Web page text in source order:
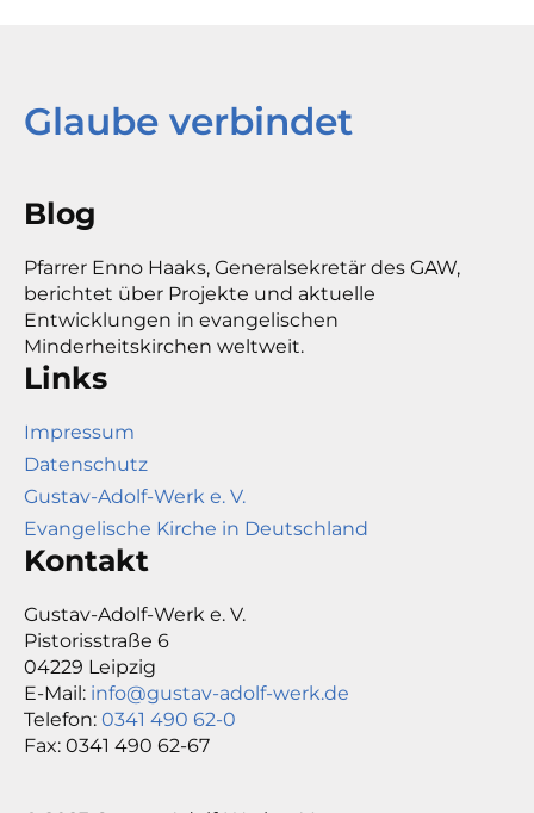
Glaube verbindet
Blog
Pfarrer Enno Haaks, Generalsekretär des GAW,
berichtet über Projekte und aktuelle
Entwicklungen in evangelischen
Minderheitskirchen weltweit.
Links
Impressum
Datenschutz
Gustav-Adolf-Werk e. V.
Evangelische Kirche in Deutschland
Kontakt
Gustav-Adolf-Werk e. V.
Pistorisstraße 6
04229 Leipzig
E-Mail: info@gustav-adolf-werk.de
Telefon: 0341 490 62-0
Fax: 0341 490 62-67